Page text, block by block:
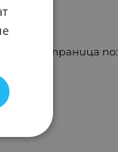
На страница по: